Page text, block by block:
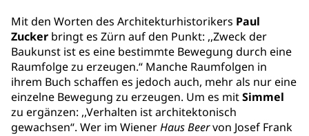
Mit den Worten des Architekturhistorikers Paul
Zucker bringt es Zürn auf den Punkt: ,,Zweck der
Baukunst ist es eine bestimmte Bewegung durch eine
Raumfolge zu erzeugen.“ Manche Raumfolgen in
ihrem Buch schaffen es jedoch auch, mehr als nur eine
einzelne Bewegung zu erzeugen. Um es mitSimmel
zu ergänzen: ,,Verhalten ist architektonisch
gewachsen“. Wer im WienerHaus Beervon Josef Frank